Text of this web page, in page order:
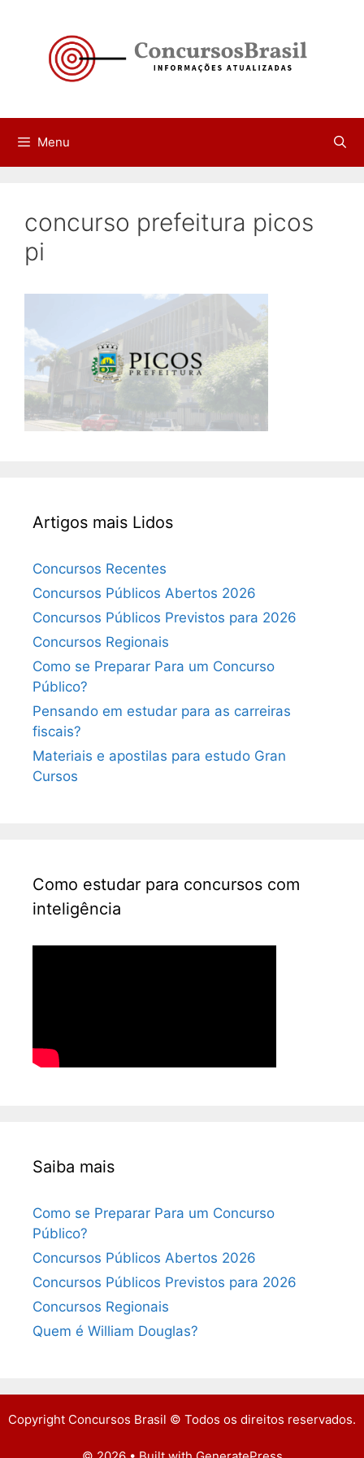
conteúdo
Menu
concurso prefeitura picos
pi
Artigos mais Lidos
Concursos Recentes
Concursos Públicos Abertos 2026
Concursos Públicos Previstos para 2026
Concursos Regionais
Como se Preparar Para um Concurso
Público?
Pensando em estudar para as carreiras
fiscais?
Materiais e apostilas para estudo Gran
Cursos
Como estudar para concursos com
inteligência
Saiba mais
Como se Preparar Para um Concurso
Público?
Concursos Públicos Abertos 2026
Concursos Públicos Previstos para 2026
Concursos Regionais
Quem é William Douglas?
Copyright Concursos Brasil © Todos os direitos reservados.